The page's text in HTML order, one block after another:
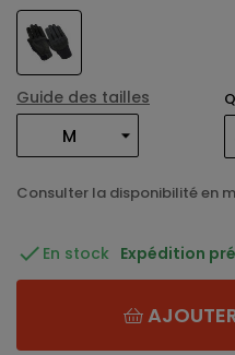
Guide des tailles
Consulter la disponibilité en
 En stock Expédition